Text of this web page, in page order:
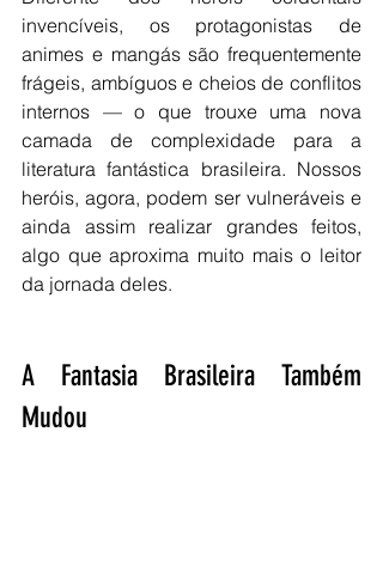
invencíveis, os protagonistas de
animes e mangás são frequentemente
frágeis, ambíguos e cheios de conflitos
internos — o que trouxe uma nova
camada de complexidade para a
literatura fantástica brasileira. Nossos
heróis, agora, podem ser vulneráveis e
ainda assim realizar grandes feitos,
algo que aproxima muito mais o leitor
da jornada deles.
A Fantasia Brasileira Também
Mudou